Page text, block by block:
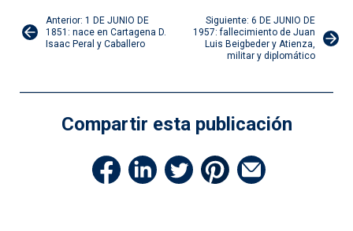
Navegación
entradas
Anterior: 1 DE JUNIO DE
1851: nace en Cartagena D.
Isaac Peral y Caballero
Siguiente: 6 DE JUNIO DE
1957: fallecimiento de Juan
Luis Beigbeder y Atienza,
militar y diplomático
Compartir esta publicación